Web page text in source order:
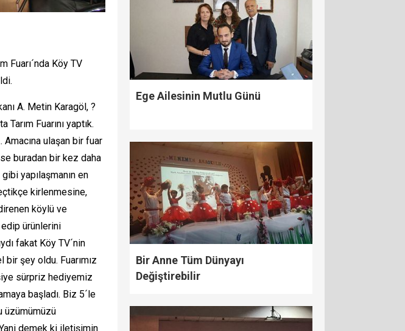
Fuarı´nda Köy TV
A. Metin Karagöl, ?
Fuarını yaptık.
ulaşan bir fuar
buradan bir kez daha
yapılaşmanın en
kirlenmesine,
köylü ve
ürünlerini
fakat Köy TV´nin
bir şey oldu. Fuarımız
sürpriz hediyemiz
başladı. Biz 5´le
üzümümüzü
demek ki iletişimin
Ege Ailesinin Mutlu Günü
Bir Anne Tüm Dünyayı
Değiştirebilir